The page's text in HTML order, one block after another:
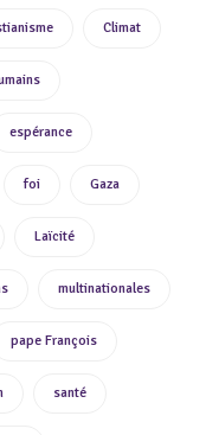
Climat
espérance
foi Gaza
Laïcité
multinationales
pape François
santé